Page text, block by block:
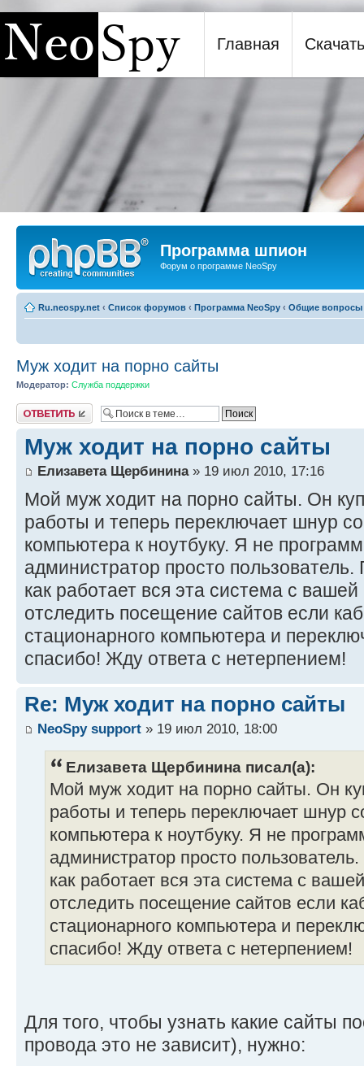
Программа шпион NeoSpy
Главная Скачать
Программа шпион
Форум о программе NeoSpy
Ru.neospy.net ‹ Список форумов ‹ Программа NeoSpy ‹ Общие вопросы
Муж ходит на порно сайты
Модератор: Служба поддержки
Ответить
Муж ходит на порно сайты
Елизавета Щербинина» 19 июл 2010, 17:16
Мой муж ходит на порно сайты. Он
работы и теперь переключает шнур
компьютера к ноутбуку. Я не
администратор просто
как работает вся эта система с
отследить посещение сайтов если
стационарного компьютера и
спасибо! Жду ответа с нетерпением!
Re: Муж ходит на порно сайты
NeoSpy support » 19 июл 2010, 18:00
Елизавета Щербинина писал(а):
Мой муж ходит на порно сайты. Он
работы и теперь переключает шнур
компьютера к ноутбуку. Я не
администратор просто
как работает вся эта система с
отследить посещение сайтов если
стационарного компьютера и
спасибо! Жду ответа с нетерпением!
Для того, чтобы узнать какие сайты
провода это не зависит), нужно: